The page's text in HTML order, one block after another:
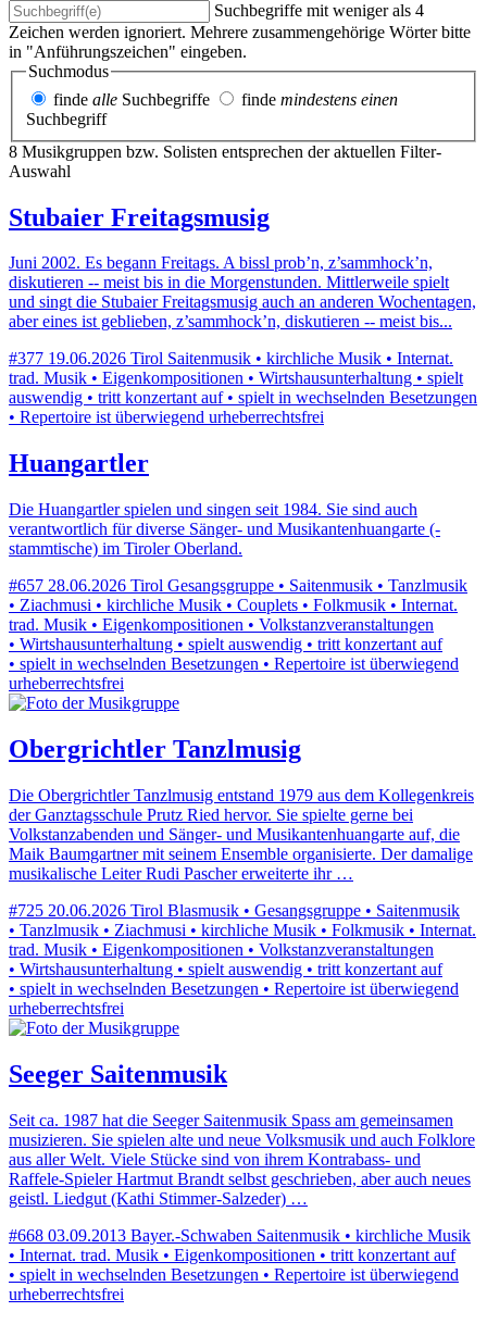
Suchbegriffe mit weniger als 4
Zeichen werden ignoriert. Mehrere zusammengehörige Wörter bitte
in "Anführungszeichen" eingeben.
Suchmodus
finde alle Suchbegriffe finde mindestens einen
Suchbegriff
8 Musikgruppen bzw. Solisten entsprechen der aktuellen Filter-
Auswahl
Stubaier Freitagsmusig
Juni 2002. Es begann Freitags. A bissl prob’n, z’sammhock’n,
diskutieren -- meist bis in die Morgenstunden. Mittlerweile spielt
und singt die Stubaier Freitagsmusig auch an anderen Wochentagen,
aber eines ist geblieben, z’sammhock’n, diskutieren -- meist bis...
#377 19.06.2026 Tirol Saitenmusik • kirchliche Musik • Internat.
trad. Musik • Eigenkompositionen • Wirtshausunterhaltung • spielt
auswendig • tritt konzertant auf • spielt in wechselnden Besetzungen
• Repertoire ist überwiegend urheberrechtsfrei
Huangartler
Die Huangartler spielen und singen seit 1984. Sie sind auch
verantwortlich für diverse Sänger- und Musikantenhuangarte (-
stammtische) im Tiroler Oberland.
#657 28.06.2026 Tirol Gesangsgruppe • Saitenmusik • Tanzlmusik
• Ziachmusi • kirchliche Musik • Couplets • Folkmusik • Internat.
trad. Musik • Eigenkompositionen • Volkstanzveranstaltungen
• Wirtshausunterhaltung • spielt auswendig • tritt konzertant auf
• spielt in wechselnden Besetzungen • Repertoire ist überwiegend
urheberrechtsfrei
Obergrichtler Tanzlmusig
Die Obergrichtler Tanzlmusig entstand 1979 aus dem Kollegenkreis
der Ganztagsschule Prutz Ried hervor. Sie spielte gerne bei
Volkstanzabenden und Sänger- und Musikantenhuangarte auf, die
Maik Baumgartner mit seinem Ensemble organisierte. Der damalige
musikalische Leiter Rudi Pascher erweiterte ihr …
#725 20.06.2026 Tirol Blasmusik • Gesangsgruppe • Saitenmusik
• Tanzlmusik • Ziachmusi • kirchliche Musik • Folkmusik • Internat.
trad. Musik • Eigenkompositionen • Volkstanzveranstaltungen
• Wirtshausunterhaltung • spielt auswendig • tritt konzertant auf
• spielt in wechselnden Besetzungen • Repertoire ist überwiegend
urheberrechtsfrei
Seeger Saitenmusik
Seit ca. 1987 hat die Seeger Saitenmusik Spass am gemeinsamen
musizieren. Sie spielen alte und neue Volksmusik und auch Folklore
aus aller Welt. Viele Stücke sind von ihrem Kontrabass- und
Raffele-Spieler Hartmut Brandt selbst geschrieben, aber auch neues
geistl. Liedgut (Kathi Stimmer-Salzeder) …
#668 03.09.2013 Bayer.-Schwaben Saitenmusik • kirchliche Musik
• Internat. trad. Musik • Eigenkompositionen • tritt konzertant auf
• spielt in wechselnden Besetzungen • Repertoire ist überwiegend
urheberrechtsfrei